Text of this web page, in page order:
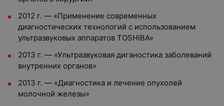
2012 г. — «Применение современных
диагностических технологий с использованием
ультразвуковых аппаратов TOSHIBA»
2013 г. — «Ультразвуковая диганостика заболеваний
внутренних органов»
2013 г. — «Диагностика и лечение опухолей
молочной железы»